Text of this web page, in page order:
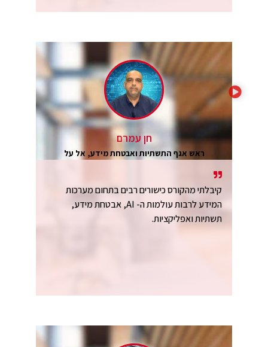
חן עמרם
ראש אגף התשתיות ואבטחת מידע, אל על
קיבלתי מהקורס כישורים רבים בתחום מערכות
המידע לרבות עולמות ה- AI, אבטחת מידע,
תשתיות ואפליקציות.